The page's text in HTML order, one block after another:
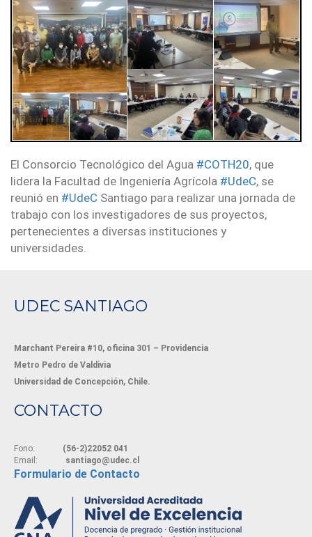
El Consorcio Tecnológico del Agua #COTH20, que
lidera la Facultad de Ingeniería Agrícola #UdeC, se
reunió en #UdeC Santiago para realizar una jornada de
trabajo con los investigadores de sus proyectos,
pertenecientes a diversas instituciones y
universidades.
UDEC SANTIAGO
Marchant Pereira #10, oficina 301 – Providencia
Metro Pedro de Valdivia
Universidad de Concepción, Chile.
CONTACTO
Fono:
(56-2)22052 041
Email:
santiago@udec.cl
Formulario de Contacto